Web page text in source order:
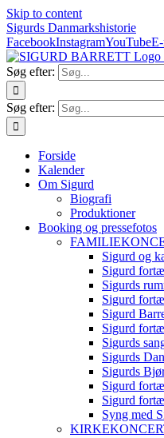
Skip to content
Sigurds Danmarkshistorie
FacebookInstagramYouTube
Søg efter:
Søg efter:
Forside
Kalender
Om Sigurd
Biografi
Produktioner
Booking og pressefotos
Sigurd og
Sigurd
Sigurds
Sigurd
Sigurd
Sigurd
Sigurds
Sigurds
Sigurds
Sigurd
Sigurd
Syng med